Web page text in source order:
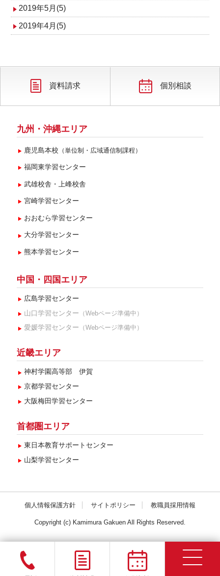
2019年5月(5)
2019年4月(5)
資料請求 個別相談
九州・沖縄エリア
鹿児島本校 （単位制・広域通信制課程）
福岡東学習センター
武雄校舎・上峰校舎
宮崎学習センター
おおむら学習センター
大分学習センター
熊本学習センター
中国・四国エリア
広島学習センター
山口学習センター （Webページ準備中）
愛媛学習センター （Webページ準備中）
近畿エリア
神村学園高等部 伊賀
京都学習センター
大阪梅田学習センター
首都圏エリア
東日本教育サポートセンター
山梨学習センター
個人情報保護方針 サイトポリシー 教職員採用情報
Copyright (c) Kamimura Gakuen All Rights Reserved.